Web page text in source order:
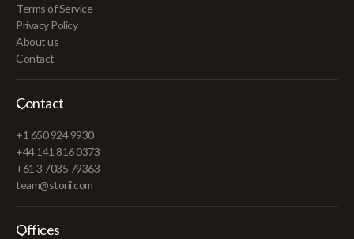
Terms of Service
Privacy Policy
About us
Contact
Contact
+1 650 924 9930
+44 141 816 0373
+61 3 7035 79363
team@storii.com
Offices